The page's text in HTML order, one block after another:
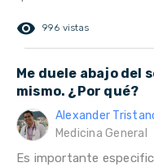
remove_red_eye 996 vistas
Me duele abajo del
mismo. ¿Por qué?
Alexander
Medicina General
Es importante